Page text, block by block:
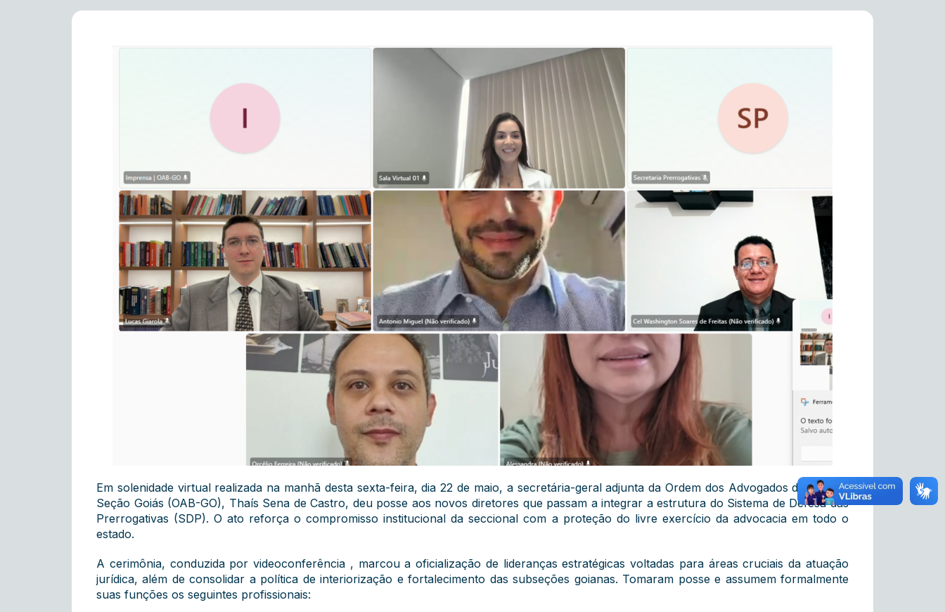
Em solenidade virtual realizada na manhã desta sexta-feira, dia 22 de maio, a secretária-geral adjunta da Ordem dos Advogados do Brasil –
Seção Goiás (OAB-GO), Thaís Sena de Castro, deu posse aos novos diretores que passam a integrar a estrutura do Sistema de Defesa das
Prerrogativas (SDP). O ato reforça o compromisso institucional da seccional com a proteção do livre exercício da advocacia em todo o
estado.
A cerimônia, conduzida por videoconferência , marcou a oficialização de lideranças estratégicas voltadas para áreas cruciais da atuação
jurídica, além de consolidar a política de interiorização e fortalecimento das subseções goianas. Tomaram posse e assumem formalmente
suas funções os seguintes profissionais: